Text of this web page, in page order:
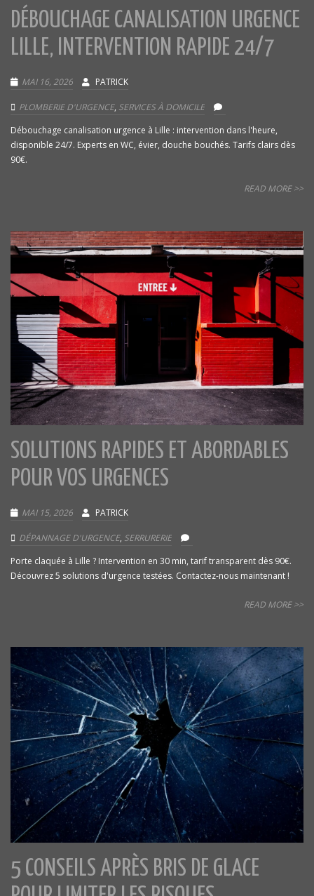
DÉBOUCHAGE CANALISATION URGENCE
LILLE, INTERVENTION RAPIDE 24/7
MAI 16, 2026 PATRICK
PLOMBERIE D'URGENCE, SERVICES À DOMICILE
Débouchage canalisation urgence à Lille : intervention dans l'heure,
disponible 24/7. Experts en WC, évier, douche bouchés. Tarifs clairs dès
90€.
READ MORE >>
SOLUTIONS RAPIDES ET ABORDABLES
POUR VOS URGENCES
MAI 15, 2026 PATRICK
DÉPANNAGE D'URGENCE, SERRURERIE
Porte claquée à Lille ? Intervention en 30 min, tarif transparent dès 90€.
Découvrez 5 solutions d'urgence testées. Contactez-nous maintenant !
READ MORE >>
5 CONSEILS APRÈS BRIS DE GLACE